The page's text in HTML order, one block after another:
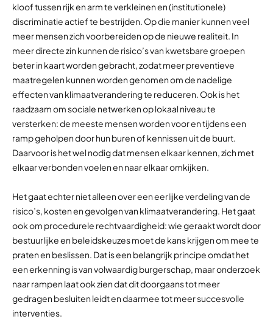
kloof tussen rijk en arm te verkleinen en (institutionele)
discriminatie actief te bestrijden. Op die manier kunnen veel
meer mensen zich voorbereiden op de nieuwe realiteit. In
meer directe zin kunnen de risico’s van kwetsbare groepen
beter in kaart worden gebracht, zodat meer preventieve
maatregelen kunnen worden genomen om de nadelige
effecten van klimaatverandering te reduceren. Ook is het
raadzaam om sociale netwerken op lokaal niveau te
versterken: de meeste mensen worden voor en tijdens een
ramp geholpen door hun buren of kennissen uit de buurt.
Daarvoor is het wel nodig dat mensen elkaar kennen, zich met
elkaar verbonden voelen en naar elkaar omkijken.
Het gaat echter niet alleen over een eerlijke verdeling van de
risico’s, kosten en gevolgen van klimaatverandering. Het gaat
ook om procedurele rechtvaardigheid: wie geraakt wordt door
bestuurlijke en beleidskeuzes moet de kans krijgen om mee te
praten en beslissen. Dat is een belangrijk principe omdat het
een erkenning is van volwaardig burgerschap, maar onderzoek
naar rampen laat ook zien dat dit doorgaans tot meer
gedragen besluiten leidt en daarmee tot meer succesvolle
interventies.